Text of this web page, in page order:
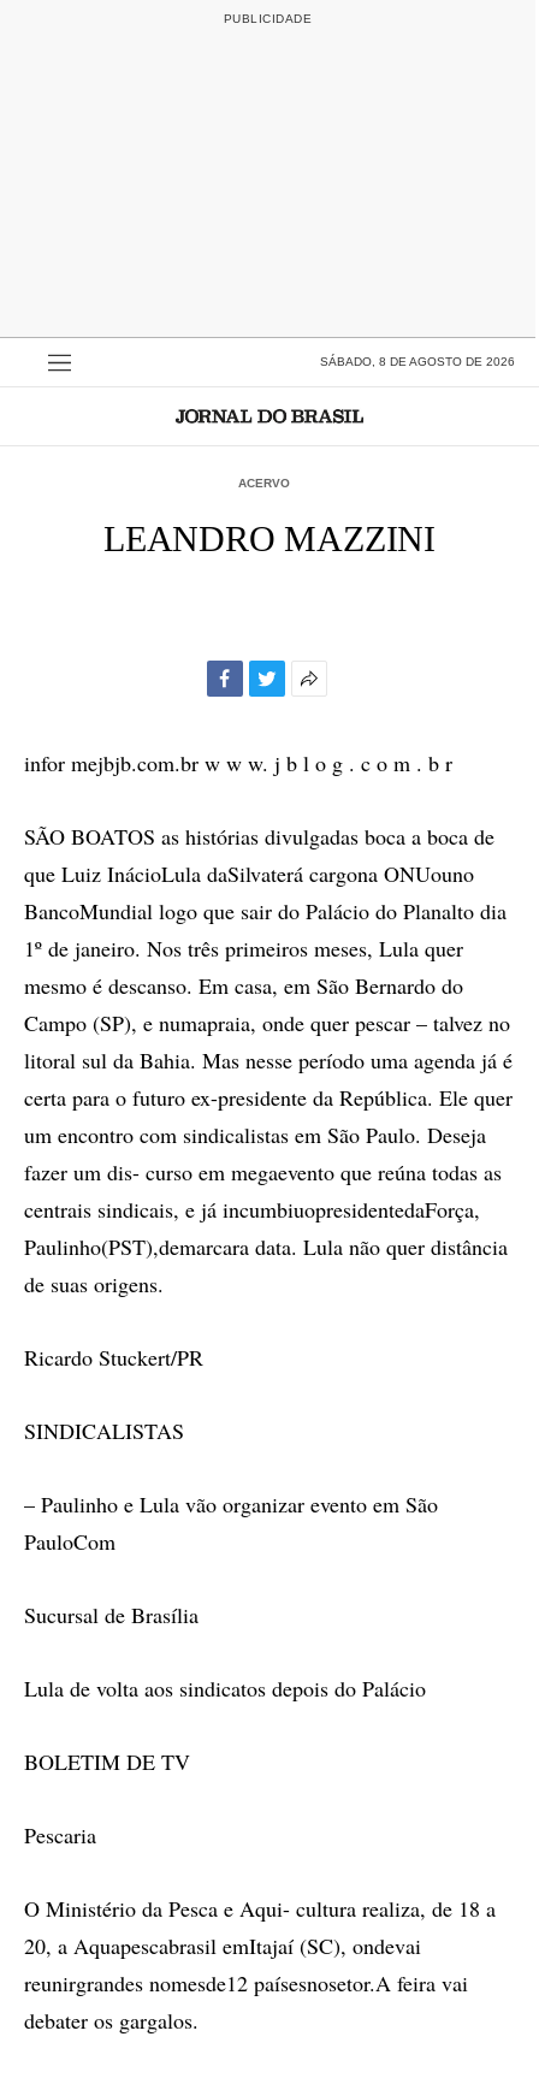
SÁBADO, 8 DE AGOSTO DE 2026
ACERVO
LEANDRO MAZZINI
compartilhamento
infor mejbjb.com.br w w w. j b l o g . c o m . b r
SÃO BOATOS as histórias divulgadas boca a boca de
que Luiz InácioLula daSilvaterá cargona ONUouno
BancoMundial logo que sair do Palácio do Planalto dia
1º de janeiro. Nos três primeiros meses, Lula quer
mesmo é descanso. Em casa, em São Bernardo do
Campo (SP), e numapraia, onde quer pescar – talvez no
litoral sul da Bahia. Mas nesse período uma agenda já é
certa para o futuro ex-presidente da República. Ele quer
um encontro com sindicalistas em São Paulo. Deseja
fazer um dis- curso em megaevento que reúna todas as
centrais sindicais, e já incumbiuopresidentedaForça,
Paulinho(PST),demarcara data. Lula não quer distância
de suas origens.
Ricardo Stuckert/PR
SINDICALISTAS
– Paulinho e Lula vão organizar evento em São
PauloCom
Sucursal de Brasília
Lula de volta aos sindicatos depois do Palácio
BOLETIM DE TV
Pescaria
O Ministério da Pesca e Aqui- cultura realiza, de 18 a
20, a Aquapescabrasil emItajaí (SC), ondevai
reunirgrandes nomesde12 paísesnosetor.A feira vai
debater os gargalos.